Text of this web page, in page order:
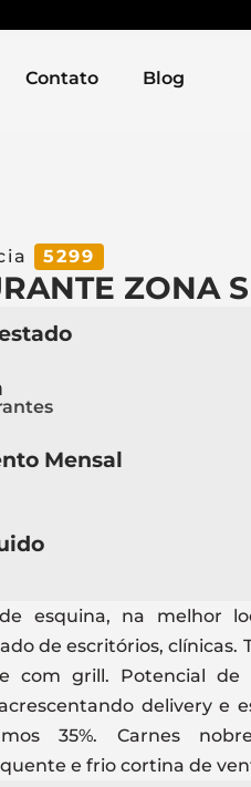
Contato Blog
5299
ZONA
Mensal
esquina, na melhor
de escritórios, clínicas.
com grill. Potencial de
delivery e
35%. Carnes
e frio cortina de